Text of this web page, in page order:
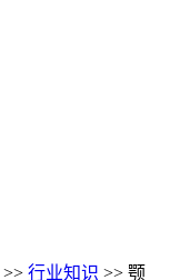
>> 行业知识 >> 颚